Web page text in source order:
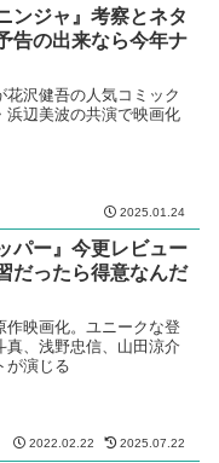
ンジャ』考察とネタ
告の出来なら今年ナ
花沢健吾の人気コミック
浜辺美波の共演で映画化
2025.01.24
パー』今更レビュー
だったら得意なんだ
作映画化。ユニークな登
真、浅野忠信、山田涼介
が演じる
2022.02.22 2025.07.22